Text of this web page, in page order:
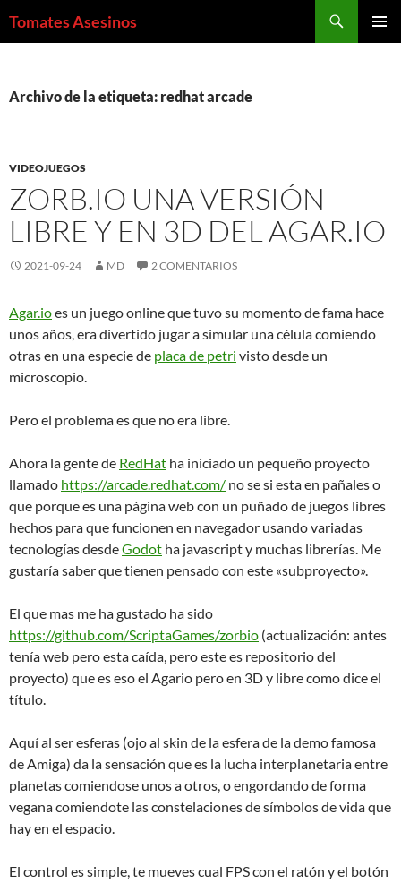
Tomates Asesinos
Archivo de la etiqueta: redhat arcade
VIDEOJUEGOS
ZORB.IO UNA VERSIÓN
LIBRE Y EN 3D DEL AGAR.IO
2021-09-24 MD 2 COMENTARIOS
Agar.ioes un juego online que tuvo su momento de fama hace
unos años, era divertido jugar a simular una célula comiendo
otras en una especie de placa de petri visto desde un
microscopio.
Pero el problema es que no era libre.
Ahora la gente de RedHat ha iniciado un pequeño proyecto
llamado https://arcade.redhat.com/ no se si esta en pañales o
que porque es una página web con un puñado de juegos libres
hechos para que funcionen en navegador usando variadas
tecnologías desdeGodot ha javascript y muchas librerías. Me
gustaría saber que tienen pensado con este «subproyecto».
El que mas me ha gustado ha sido
https://github.com/ScriptaGames/zorbio (actualización: antes
tenía web pero esta caída, pero este es repositorio del
proyecto) que es eso el Agario pero en 3D y libre como dice el
título.
Aquí al ser esferas (ojo al skin de la esfera de la demo famosa
de Amiga) da la sensación que es la lucha interplanetaria entre
planetas comiendose unos a otros, o engordando de forma
vegana comiendote las constelaciones de símbolos de vida que
hay en el espacio.
El control es simple, te mueves cual FPS con el ratón y el botón